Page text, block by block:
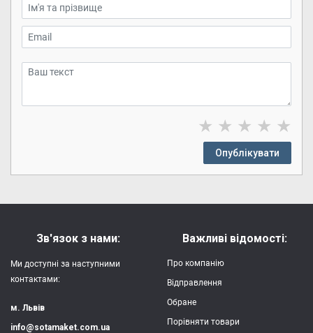
★ ★ ★ ★ ★
Опублікувати
Зв'язок з нами:
Ми доступні за наступними
контактами:
м. Львів
info@sotamaket.com.ua
Важливі відомості:
Про компанію
Відправлення
Обране
Порівняти товари